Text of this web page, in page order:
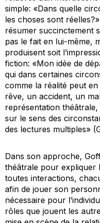
simple: «Dans quelle
les choses sont
résumer succinctement
pas le fait en lui-même,
produisent soit
fiction: «Mon idée de
qui dans certaines
comme la réalité peut
rêve, un accident, un
représentation théâtrale,
sur le sens des
des lectures multiples»
Dans son approche,
théâtrale pour expliquer
toutes interactions,
afin de jouer son
nécessaire pour
rôles que jouent les